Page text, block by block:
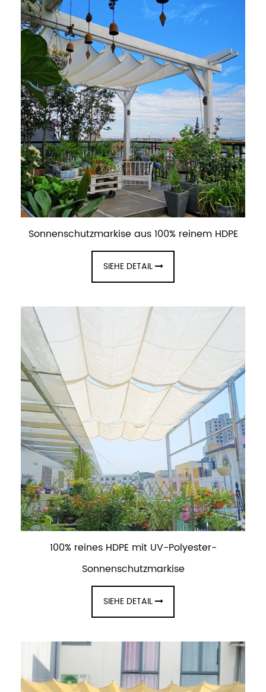
Sonnenschutzmarkise aus 100% reinem HDPE
SIEHE DETAIL
100% reines HDPE mit UV-Polyester-
Sonnenschutzmarkise
SIEHE DETAIL